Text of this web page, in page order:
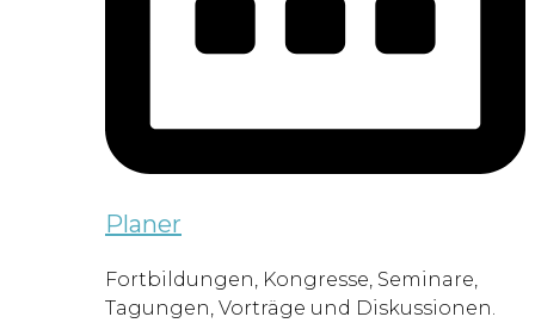
Planer
Fortbildungen, Kongresse, Seminare,
Tagungen, Vorträge und Diskussionen.